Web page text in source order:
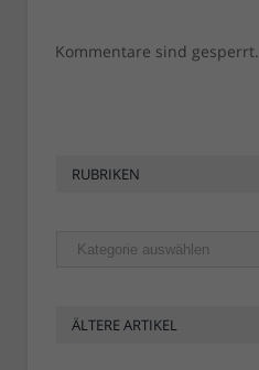
Kommentare sind gesperrt.
RUBRIKEN
Rubriken
ÄLTERE ARTIKEL